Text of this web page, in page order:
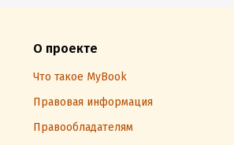
О проекте
Что такое MyBook
Правовая информация
Правообладателям